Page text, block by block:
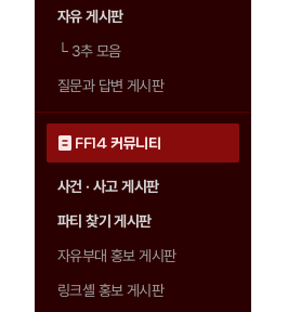
자유 게시판
└3추 모음
질문과 답변 게시판
FF14 커뮤니티
사건 · 사고 게시판
파티 찾기 게시판
자유부대 홍보 게시판
링크셸 홍보 게시판